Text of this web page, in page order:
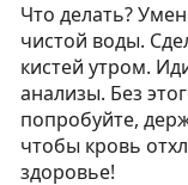
Что делать?
чистой воды.
кистей утром.
анализы. Без
попробуйте,
чтобы кровь
здоровье!